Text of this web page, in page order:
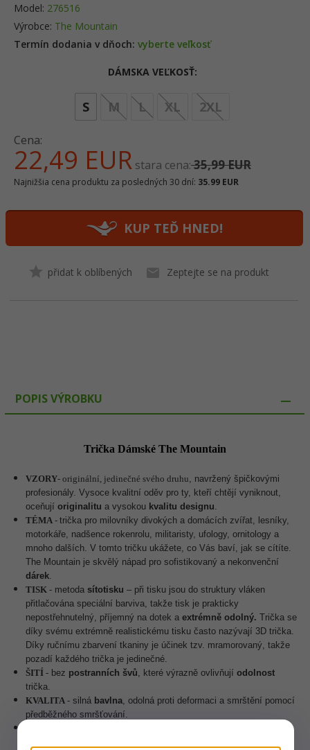
Model: 276516
Termín dodania v dňoch: vyberte veľkosť
Výrobce: The Mountain
DÁMSKA VEĽKOSŤ:
S M L XL 2XL
Cena:
22,49 EUR stara cena:35,99 EUR
Najnižšia cena produktu za posledných 30 dní: 35.99 EUR
KUP TEĎ HNED!
přidat k oblíbených Zeptejte se na produkt
POPIS VÝROBKU
Trička Dámské The Mountain
VZORY- originální, jedinečné svého druhu, navržený špičkovými
profesionály. Vysoce kvalitní oděv pro ty, kteří chtějí vyniknout,
oceňují originalitu a vysokou kvalitu designu.
TÉMA - trička pro milovníky divokých a domácích zvířat, lesníky,
motorkáře, nadšence rokenrolu, militaristy, ufology, ornitology a
mnoho dalších. V tomto tričku ukážete, co Vás baví, jak se cítíte.
The Mountain je skvělý nápad pro sofistikovaný a nekonvenční
dárek.
TISK - metoda sítotisku – při tisku jsou do struktury vláken
přitlačována speciální barviva, takže tisk je prakticky
nepostřehnutelný, příjemný na dotek a extrémně odolný. Trička se
díky svému extrémně realistickému tisku často nazývají 3D trička.
Díky ručnímu zbarvení tkaniny je účinek tzv. mramorovaný, takže
pozadí každého trička je jedinečné.
ŠITÍ - bez postranních švů, které výrazně ovlivňují odolnost
trička.
KVALITA - silná bavlna, odolná proti deformaci a smrštění pomocí
předběžného smršťování.